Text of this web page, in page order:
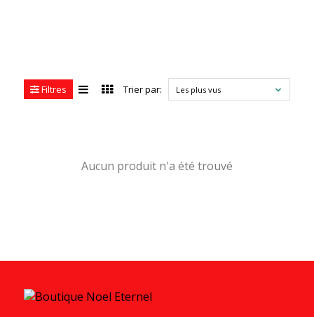
Filtres Trier par: Les plus vus
Aucun produit n'a été trouvé